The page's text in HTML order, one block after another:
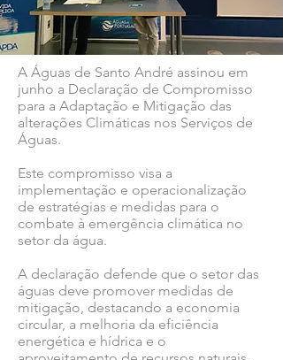
A Águas de Santo André assinou em
junho a Declaração de Compromisso
para a Adaptação e Mitigação das
alterações Climáticas nos Serviços de
Águas.
Este compromisso visa a
implementação e operacionalização
de estratégias e medidas para o
combate à emergência climática no
setor da água.
A declaração defende que o setor das
águas deve promover medidas de
mitigação, destacando a economia
circular, a melhoria da eficiência
energética e hídrica e o